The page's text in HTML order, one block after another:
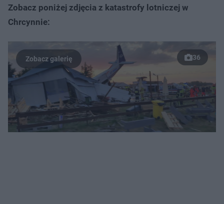
Zobacz poniżej zdjęcia z katastrofy lotniczej w
Chrcynnie:
36